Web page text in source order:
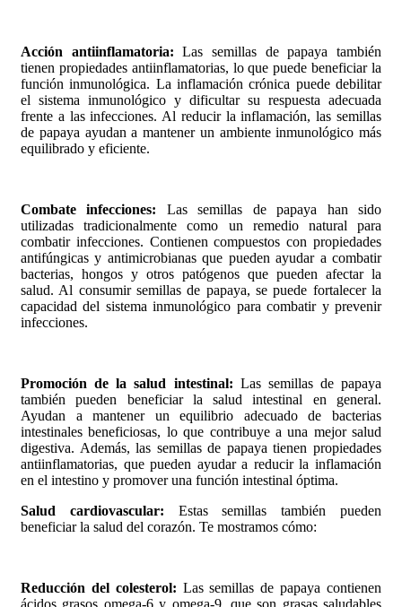
Acción antiinflamatoria:Las semillas de papaya también
tienen propiedades antiinflamatorias, lo que puede beneficiar la
función inmunológica. La inflamación crónica puede debilitar
el sistema inmunológico y dificultar su respuesta adecuada
frente a las infecciones. Al reducir la inflamación, las semillas
de papaya ayudan a mantener un ambiente inmunológico más
equilibrado y eficiente.
Combate infecciones: Las semillas de papaya han sido
utilizadas tradicionalmente como un remedio natural para
combatir infecciones. Contienen compuestos con propiedades
antifúngicas y antimicrobianas que pueden ayudar a combatir
bacterias, hongos y otros patógenos que pueden afectar la
salud. Al consumir semillas de papaya, se puede fortalecer la
capacidad del sistema inmunológico para combatir y prevenir
infecciones.
Promoción de la salud intestinal: Las semillas de papaya
también pueden beneficiar la salud intestinal en general.
Ayudan a mantener un equilibrio adecuado de bacterias
intestinales beneficiosas, lo que contribuye a una mejor salud
digestiva. Además, las semillas de papaya tienen propiedades
antiinflamatorias, que pueden ayudar a reducir la inflamación
en el intestino y promover una función intestinal óptima.
Salud cardiovascular: Estas semillas también pueden
beneficiar la salud del corazón. Te mostramos cómo:
Reducción del colesterol: Las semillas de papaya contienen